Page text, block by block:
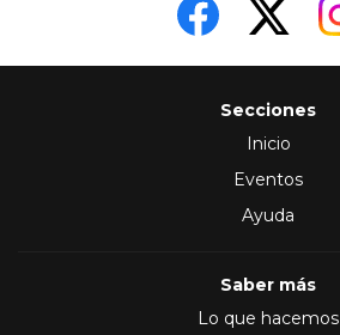
Secciones
Inicio
Eventos
Ayuda
Saber más
Lo que hacemos